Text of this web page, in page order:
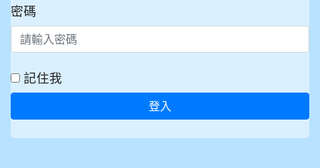
密碼
記住我
登入